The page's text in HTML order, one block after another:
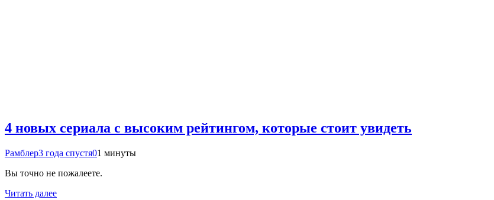
4 новых сериала с высоким рейтингом, которые стоит увидеть
Рамблер3 года спустя01 минуты
Вы точно не пожалеете.
Читать далее